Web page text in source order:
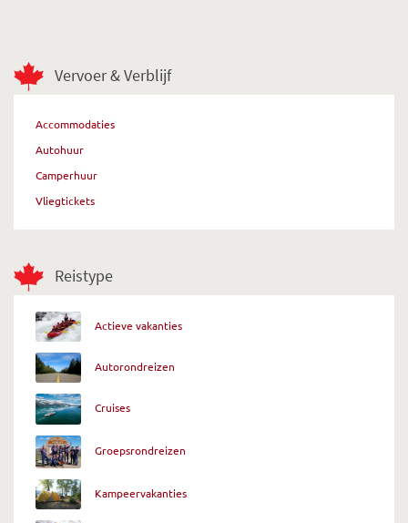
Vervoer & Verblijf
Accommodaties
Autohuur
Camperhuur
Vliegtickets
Reistype
Actieve vakanties
Autorondreizen
Cruises
Groepsrondreizen
Kampeervakanties